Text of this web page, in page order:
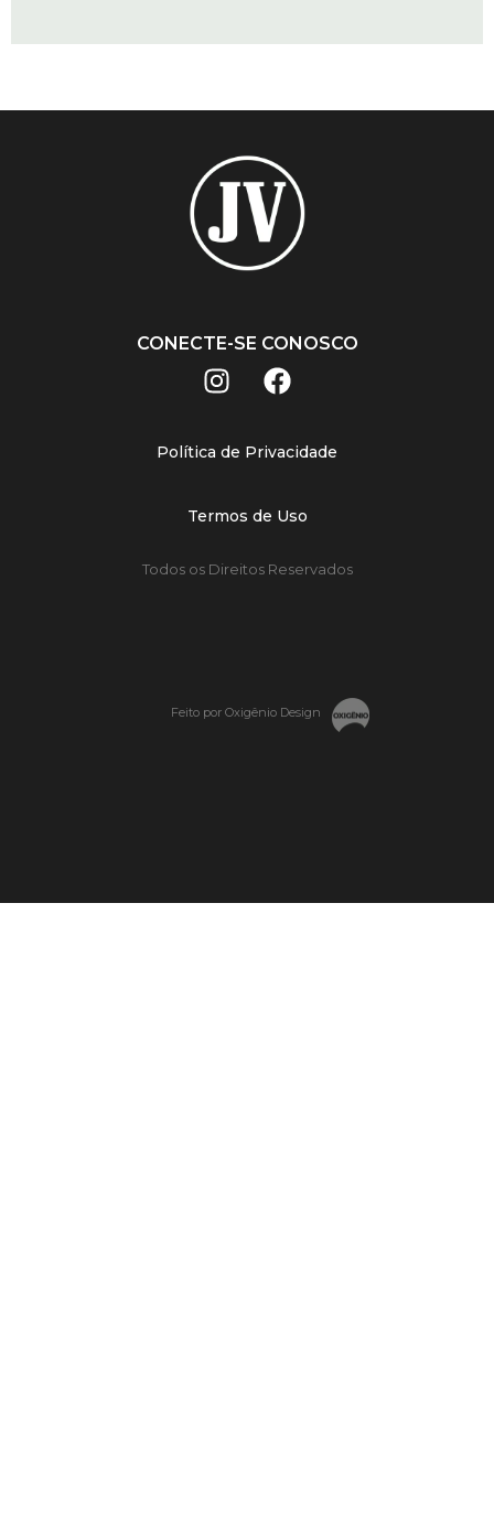
CONECTE-SE CONOSCO
Política de Privacidade
Termos de Uso
Todos os Direitos Reservados
Feito por Oxigênio Design